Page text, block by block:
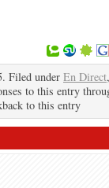
Filed under En Direct,
to this entry
to this entry